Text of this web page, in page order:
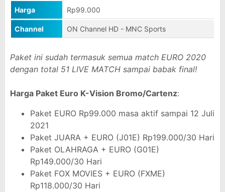
Harga Rp99.000
Channel ON Channel HD - MNC Sports
Paket ini sudah termasuk semua match EURO 2020
dengan total 51 LIVE MATCH sampai babak final!
Harga Paket Euro K-Vision Bromo/Cartenz:
Paket EURO Rp99.000 masa aktif sampai 12 Juli
2021
Paket JUARA + EURO (J01E) Rp199.000/30 Hari
Paket OLAHRAGA + EURO (G01E)
Rp149.000/30 Hari
Paket FOX MOVIES + EURO (FXME)
Rp118.000/30 Hari